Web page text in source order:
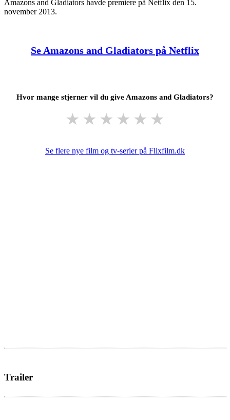
Amazons and Gladiators havde premiere på Netflix den 15.
november 2013.
Se Amazons and Gladiators på Netflix
Hvor mange stjerner vil du give Amazons and Gladiators?
★ ★ ★ ★ ★ ★
Se flere nye film og tv-serier på Flixfilm.dk
Trailer